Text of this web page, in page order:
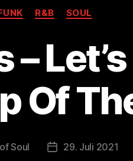
Kategorien
R&B SOUL
Of
Soul 29. Juli 2021